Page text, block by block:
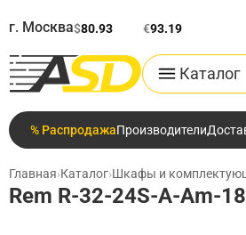
г. Москва$80.93 €93.19
Каталог
% РаспродажаПроизводители
Главная›Каталог›Шкафы и
Rem R-32-24S-A-Am-